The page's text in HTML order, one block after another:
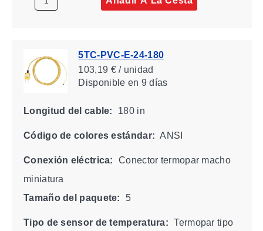
5TC-PVC-E-24-180
103,19 € / unidad
Disponibleen 9 días
Longitud del cable: 180 in
Código de colores estándar: ANSI
Conexión eléctrica:
Conector termopar macho
miniatura
Tamaño del paquete:
5
Tipo de sensor de temperatura: Termopar tipo